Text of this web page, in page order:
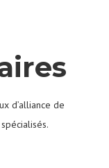
d’alliance de